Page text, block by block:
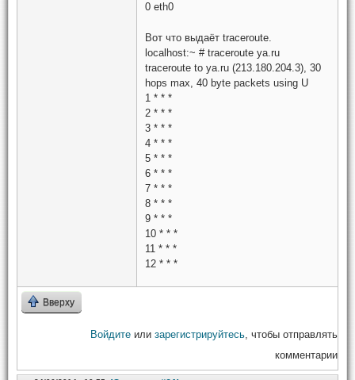
0 eth0
Вот что выдаёт traceroute.
localhost:~ # traceroute ya.ru
traceroute to ya.ru (213.180.204.3), 30
hops max, 40 byte packets using U
1 * * *
2 * * *
3 * * *
4 * * *
5 * * *
6 * * *
7 * * *
8 * * *
9 * * *
10 * * *
11 * * *
12 * * *
Вверху
Войдите или зарегистрируйтесь, чтобы отправлять
комментарии